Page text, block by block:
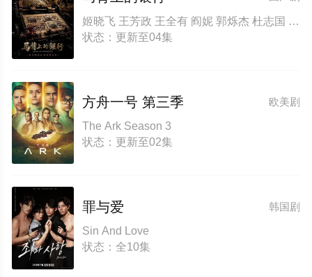
姬晓飞 王芳政 王全有 阎妮 郭烁杰 杜志国 郑卫莉 周舟 Zhou Zhou
状态：更新至04集
欧美剧
方舟一号 第三季
The Ark Season 3
状态：更新至02集
韩国剧
罪与爱
Sin And Love
状态：全10集